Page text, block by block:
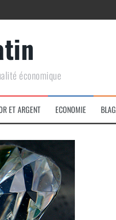
de conquête géopolitique
économique
ET ARGENT ECONOMIE